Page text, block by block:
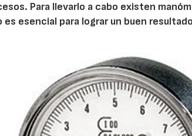
Para llevarlo a cabo existen
esencial para lograr un buen